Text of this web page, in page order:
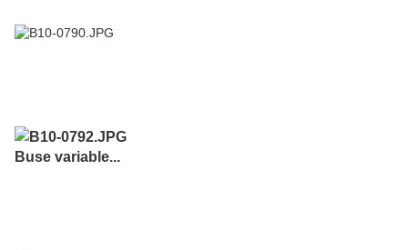
Buse variable...